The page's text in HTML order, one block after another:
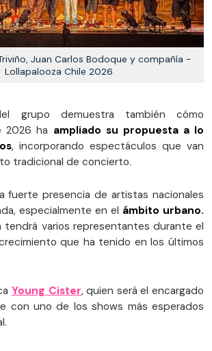
Juan Carlos Bodoque y compañía -
Lollapalooza Chile 2026
grupo demuestra también cómo
2026 ha ampliado su propuesta a lo
, incorporando espectáculos que van
tradicional de concierto.
fuerte presencia de artistas nacionales
especialmente en el ámbito urbano.
tendrá varios representantes durante el
que ha tenido en los últimos
Young Cister, quien será el encargado
con uno de los shows más esperados